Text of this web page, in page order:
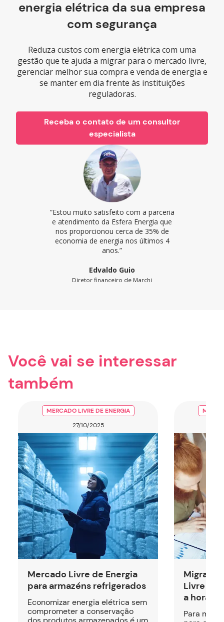
energia elétrica da sua empresa
com segurança
Reduza custos com energia elétrica com uma
gestão que te ajuda a migrar para o mercado livre,
gerenciar melhor sua compra e venda de energia e
se manter em dia frente às instituições
reguladoras.
Receba o contato de um consultor
especialista
“Estou muito satisfeito com a parceria
e atendimento da Esfera Energia que
nos proporcionou cerca de 35% de
economia de energia nos últimos 4
anos.”
Edvaldo Guio
Diretor financeiro de Marchi
Você vai se interessar
também
MERCADO LIVRE DE ENERGIA
27/10/2025
Mercado Livre de Energia
para armazéns refrigerados
Economizar energia elétrica sem
comprometer a conservação
Migrar
Livre de
a hora
Para